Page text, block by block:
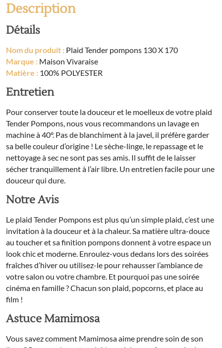
Description
Détails
Nom du produit : Plaid Tender pompons 130 X 170
Marque : Maison Vivaraise
Matière : 100% POLYESTER
Entretien
Pour conserver toute la douceur et le moelleux de votre plaid
Tender Pompons, nous vous recommandons un lavage en
machine à 40°. Pas de blanchiment à la javel, il préfère garder
sa belle couleur d’origine ! Le sèche-linge, le repassage et le
nettoyage à sec ne sont pas ses amis. Il suffit de le laisser
sécher tranquillement à l’air libre. Un entretien facile pour une
douceur qui dure.
Notre Avis
Le plaid Tender Pompons est plus qu’un simple plaid, c’est une
invitation à la douceur et à la chaleur. Sa matière ultra-douce
au toucher et sa finition pompons donnent à votre espace un
look chic et moderne. Enroulez-vous dedans lors des soirées
fraîches d’hiver ou utilisez-le pour rehausser l’ambiance de
votre salon ou votre chambre. Et pourquoi pas une soirée
cinéma en famille ? Chacun son plaid, popcorns, et place au
film !
Astuce Mamimosa
Vous savez comment Mamimosa aime prendre soin de son